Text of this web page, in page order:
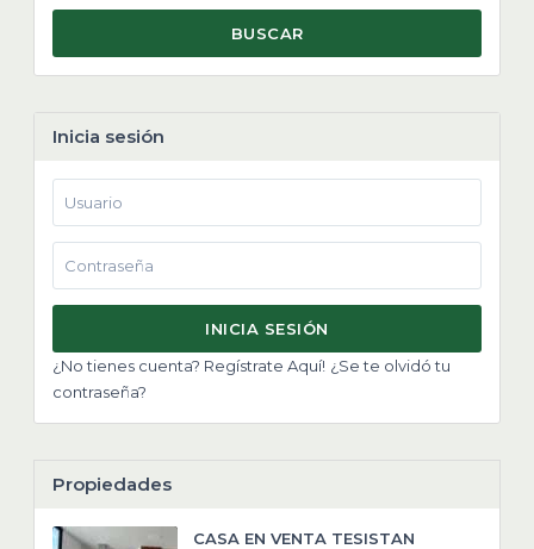
BUSCAR
Inicia sesión
INICIA SESIÓN
¿No tienes cuenta? Regístrate Aquí! ¿Se te olvidó tu
contraseña?
Propiedades
CASA EN VENTA TESISTAN